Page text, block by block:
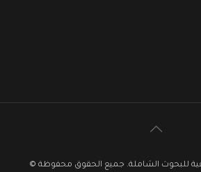
للبحوث الشاملة. جميع الحقوق محفوظة ©